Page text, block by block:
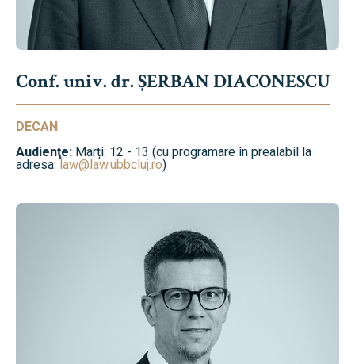
Conf. univ. dr. ȘERBAN DIACONESCU
DECAN
Audienţe: Marți: 12 - 13 (cu programare în prealabil la
adresa:law@law.ubbcluj.ro)